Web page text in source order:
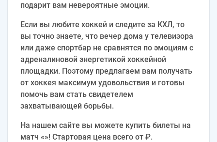
подарит вам невероятные эмоции.
Если вы любите хоккей и следите за КХЛ, то
вы точно знаете, что вечер дома у телевизора
или даже спортбар не сравнятся по эмоциям с
адреналиновой энергетикой хоккейной
площадки. Поэтому предлагаем вам получать
от хоккея максимум удовольствия и готовы
помочь вам стать свидетелем
захватывающей борьбы.
На нашем сайте вы можете купить билеты на
матч «»! Стартовая цена всего от ₽.